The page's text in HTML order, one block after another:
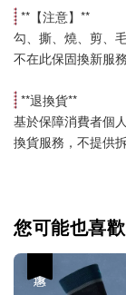
**【注意】**
勾、撕、燒、剪、
不在此保固換新服
**退換貨**
基於保障消費者個
換貨服務，不提供
您可能也喜歡